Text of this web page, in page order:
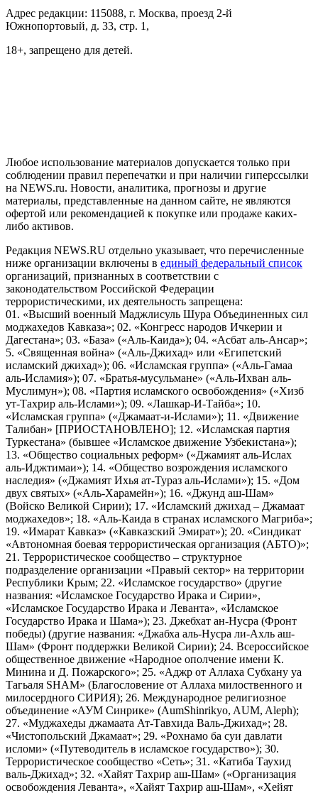
Адрес редакции: 115088, г. Москва, проезд 2-й
Южнопортовый, д. 33, стр. 1,
18+, запрещено для детей.
Любое использование материалов допускается только при
соблюдении правил перепечатки и при наличии гиперссылки
на NEWS.ru. Новости, аналитика, прогнозы и другие
материалы, представленные на данном сайте, не являются
офертой или рекомендацией к покупке или продаже каких-
либо активов.
Редакция NEWS.RU отдельно указывает, что перечисленные
ниже организации включены в единый федеральный список
организаций, признанных в соответствии с
законодательством Российской Федерации
террористическими, их деятельность запрещена:
01. «Высший военный Маджлисуль Шура Объединенных сил
моджахедов Кавказа»; 02. «Конгресс народов Ичкерии и
Дагестана»; 03. «База» («Аль-Каида»); 04. «Асбат аль-Ансар»;
5. «Священная война» («Аль-Джихад» или «Египетский
исламский джихад»); 06. «Исламская группа» («Аль-Гамаа
аль-Исламия»); 07. «Братья-мусульмане» («Аль-Ихван аль-
Муслимун»); 08. «Партия исламского освобождения» («Хизб
ут-Тахрир аль-Ислами»); 09. «Лашкар-И-Тайба»; 10.
«Исламская группа» («Джамаат-и-Ислами»); 11. «Движение
Талибан» [ПРИОСТАНОВЛЕНО]; 12. «Исламская партия
Туркестана» (бывшее «Исламское движение Узбекистана»);
13. «Общество социальных реформ» («Джамият аль-Ислах
аль-Иджтимаи»); 14. «Общество возрождения исламского
наследия» («Джамият Ихья ат-Тураз аль-Ислами»); 15. «Дом
двух святых» («Аль-Харамейн»); 16. «Джунд аш-Шам»
(Войско Великой Сирии); 17. «Исламский джихад – Джамаат
моджахедов»; 18. «Аль-Каида в странах исламского Магриба»;
19. «Имарат Кавказ» («Кавказский Эмират»); 20. «Синдикат
«Автономная боевая террористическая организация (АБТО)»;
21. Террористическое сообщество – структурное
подразделение организации «Правый сектор» на территории
Республики Крым; 22. «Исламское государство» (другие
названия: «Исламское Государство Ирака и Сирии»,
«Исламское Государство Ирака и Леванта», «Исламское
Государство Ирака и Шама»); 23. Джебхат ан-Нусра (Фронт
победы) (другие названия: «Джабха аль-Нусра ли-Ахль аш-
Шам» (Фронт поддержки Великой Сирии); 24. Всероссийское
общественное движение «Народное ополчение имени К.
Минина и Д. Пожарского»; 25. «Аджр от Аллаха Субхану уа
Тагьаля SHAM» (Благословение от Аллаха милоственного и
милосердного СИРИЯ); 26. Международное религиозное
объединение «АУМ Синрике» (AumShinrikyo, AUM, Aleph);
27. «Муджахеды джамаата Ат-Тавхида Валь-Джихад»; 28.
«Чистопольский Джамаат»; 29. «Рохнамо ба суи давлати
исломи» («Путеводитель в исламское государство»); 30.
Террористическое сообщество «Сеть»; 31. «Катиба Таухид
валь-Джихад»; 32. «Хайят Тахрир аш-Шам» («Организация
освобождения Леванта», «Хайят Тахрир аш-Шам», «Хейят